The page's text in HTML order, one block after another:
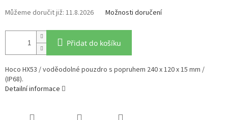
11.8.2026 Možnosti doručení
Přidat do košíku
Hoco HX53 / voděodolné pouzdro s popruhem 240 x 120 x 15 mm /
(IP68).
Detailní informace